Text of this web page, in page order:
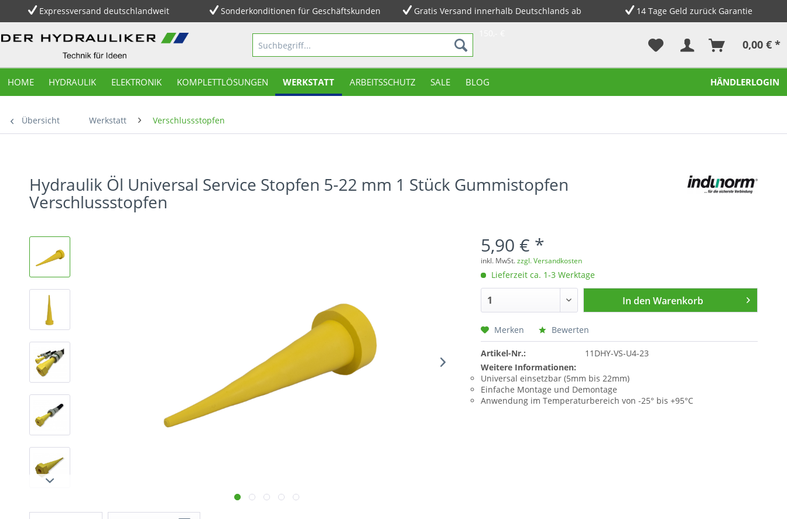
Expressversand deutschlandweit Sonderkonditionen für Geschäftskunden
Gratis Versand innerhalb Deutschlands ab
14 Tage Geld zurück Garantie
0,00 € *
HOME HYDRAULIK ELEKTRONIK KOMPLETTLÖSUNGEN WERKSTATT ARBEITSSCHUTZ SALE BLOG HÄNDLERLOGIN
Übersicht Werkstatt Verschlussstopfen
Hydraulik Öl Universal Service Stopfen 5-22 mm 1 Stück Gummistopfen
Verschlussstopfen
5,90 € *
inkl. MwSt.zzgl. Versandkosten
Lieferzeit ca. 1-3 Werktage
In den Warenkorb
Merken Bewerten
Artikel-Nr.:
11DHY-VS-U4-23
Weitere Informationen:
Universal einsetzbar (5mm bis 22mm)
Einfache Montage und Demontage
Anwendung im Temperaturbereich von -25° bis +95°C